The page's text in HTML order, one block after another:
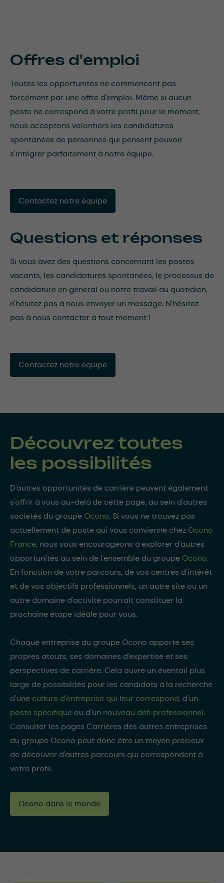
Offres d'emploi
Toutes les opportunités ne commencent pas
forcément par une offre d'emploi. Même si aucun
poste ne correspond à votre profil pour le moment,
nous acceptons volontiers les candidatures
spontanées de personnes qui pensent pouvoir
s'intégrer parfaitement à notre équipe.
Contactez notre équipe
Questions et réponses
Si vous avez des questions concernant les postes
vacants, les candidatures spontanées, le processus de
candidature en général ou notre travail au quotidien,
n'hésitez pas à nous envoyer un message. N'hésitez
pas à nous contacter à tout moment !
Contactez notre équipe
Découvrez toutes
les possibilités
D'autres opportunités de carrière peuvent également
s'offrir à vous au-delà de cette page, au sein d'autres
sociétés du groupe Ocono. Si vous ne trouvez pas
actuellement de poste qui vous convienne chez Ocono
France, nous vous encourageons à explorer d'autres
opportunités au sein de l'ensemble du groupe Ocono.
En fonction de votre parcours, de vos centres d'intérêt
et de vos objectifs professionnels, un autre site ou un
autre domaine d'activité pourrait constituer la
prochaine étape idéale pour vous.
Chaque entreprise du groupe Ocono apporte ses
propres atouts, ses domaines d'expertise et ses
perspectives de carrière. Cela ouvre un éventail plus
large de possibilités pour les candidats à la recherche
d'une culture d'entreprise qui leur correspond, d'un
poste spécifique ou d'un nouveau défi professionnel.
Consulter les pages Carrières des autres entreprises
du groupe Ocono peut donc être un moyen précieux
de découvrir d'autres parcours qui correspondent à
votre profil.
Ocono dans le monde